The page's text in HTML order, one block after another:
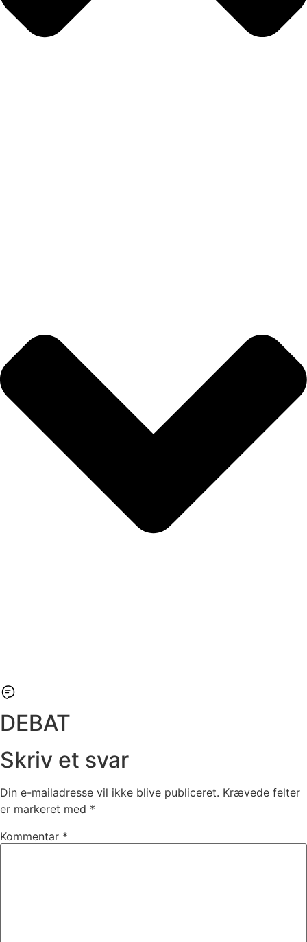
DEBAT
Skriv et svar
Din e-mailadresse vil ikke blive publiceret. Krævede felter
er markeret med *
Kommentar *